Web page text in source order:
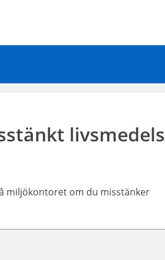
miljökontoret om du misstänker